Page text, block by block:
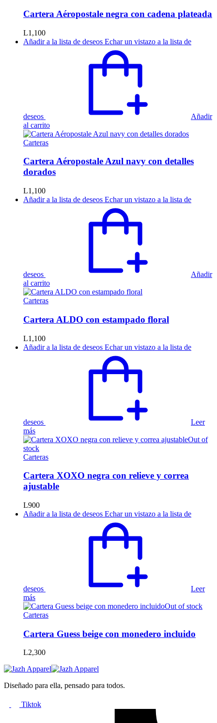
Cartera Aéropostale negra con cadena plateada
L1,100
Añadir a la lista de deseos Echar un vistazo a la lista de
deseos
Añadir
al carrito
Carteras
Cartera Aéropostale Azul navy con detalles
dorados
L1,100
Añadir a la lista de deseos Echar un vistazo a la lista de
deseos
Añadir
al carrito
Carteras
Cartera ALDO con estampado floral
L1,100
Añadir a la lista de deseos Echar un vistazo a la lista de
deseos
Leer
más
Out of
stock
Carteras
Cartera XOXO negra con relieve y correa
ajustable
L900
Añadir a la lista de deseos Echar un vistazo a la lista de
deseos
Leer
más
Out of stock
Carteras
Cartera Guess beige con monedero incluido
L2,300
Diseñado para ella, pensado para todos.
Tiktok